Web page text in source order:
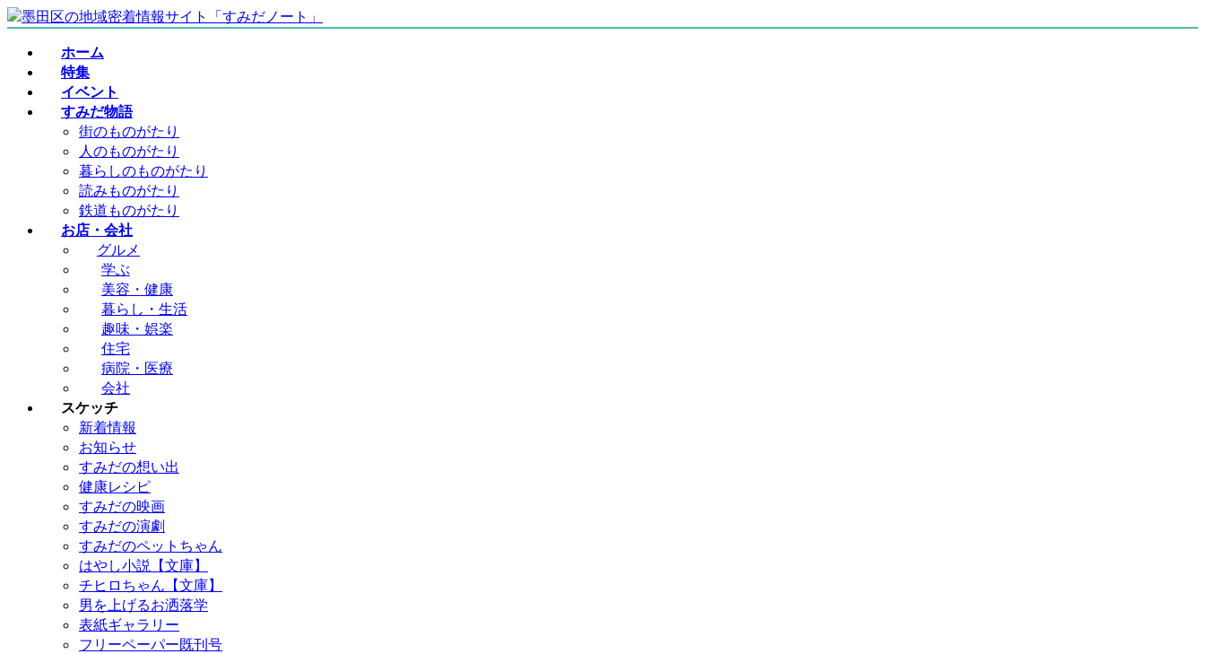
コ
ナ
ホーム
特集
イベント
すみだ物語
街のものがたり
人のものがたり
暮らしのものがたり
読みものがたり
鉄道ものがたり
お店・会社
グルメ
学ぶ
美容・健康
暮らし・生活
趣味・娯楽
住宅
病院・医療
会社
スケッチ
新着情報
お知らせ
すみだの想い出
健康レシピ
すみだの映画
すみだの演劇
すみだのペットちゃん
はやし小説【文庫】
チヒロちゃん【文庫】
男を上げるお洒落学
表紙ギャラリー
フリーペーパー既刊号